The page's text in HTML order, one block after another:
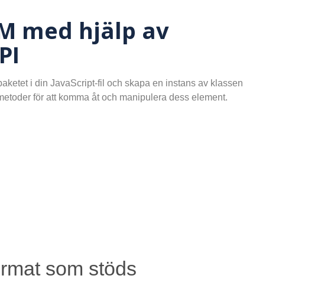
med hjälp av
i din JavaScript-fil och skapa en instans av klassen
för att komma åt och manipulera dess element.
som stöds